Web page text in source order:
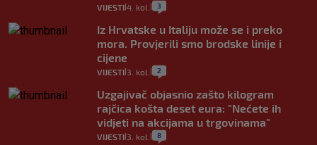
VIJESTI 4. kol. 3
Iz Hrvatske u Italiju može se i preko
mora. Provjerili smo brodske linije i
cijene
VIJESTI 3. kol. 2
Uzgajivač objasnio zašto kilogram
rajčica košta deset eura: "Nećete ih
vidjeti na akcijama u trgovinama"
VIJESTI 3. kol. 8